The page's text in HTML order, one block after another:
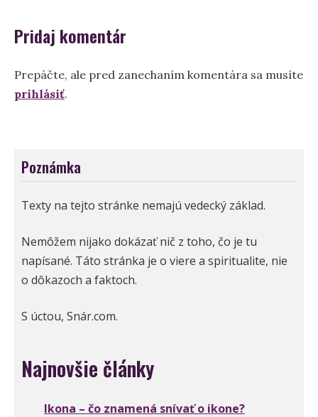
Pridaj komentár
Prepáčte, ale pred zanechaním komentára sa musíte
prihlásiť.
Poznámka
Texty na tejto stránke nemajú vedecký základ.
Nemôžem nijako dokázať nič z toho, čo je tu
napísané. Táto stránka je o viere a spiritualite, nie
o dôkazoch a faktoch.
S úctou, Snár.com.
Najnovšie články
Ikona – čo znamená snívať o ikone?